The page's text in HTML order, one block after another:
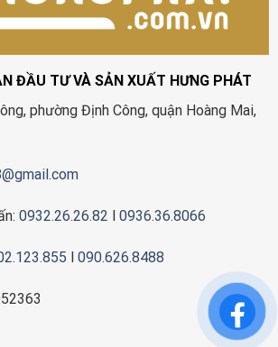
ĐẦU TƯ VÀ SẢN XUẤT HƯNG PHÁT
phường Định Công, quận Hoàng Mai,
0932.26.26.82 l 0936.36.8066
l 090.626.8488